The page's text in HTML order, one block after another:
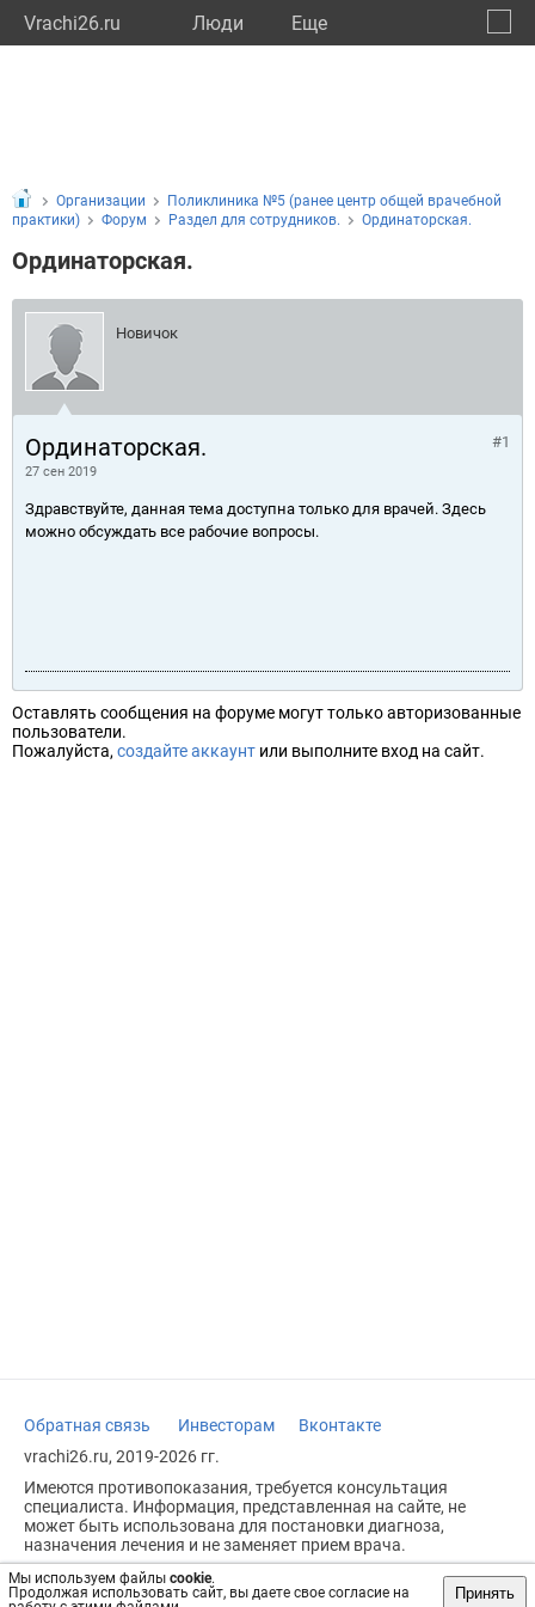
Vrachi26.ru Люди Eще
Мы используем файлы cookie.
Продолжая использовать сайт, вы даете свое согласие на
Принять
Организации
Поликлиника №5 (ранее центр общей врачебной
практики)
Форум Раздел для сотрудников. Ординаторская.
Ординаторская.
Новичок
Ординаторская.
27 сен 2019
#1
Здравствуйте, данная тема доступна только для врачей. Здесь
можно обсуждать все рабочие вопросы.
Оставлять сообщения на форуме могут только авторизованные
пользователи.
Пожалуйста, создайте аккаунт или выполните вход на сайт.
Обратная связь Инвесторам
Вконтакте
vrachi26.ru, 2019-2026 гг.
Имеются противопоказания, требуется консультация
специалиста. Информация, представленная на сайте, не
может быть использована для постановки диагноза,
назначения лечения и не заменяет прием врача.
Возрастное ограничение: 18+